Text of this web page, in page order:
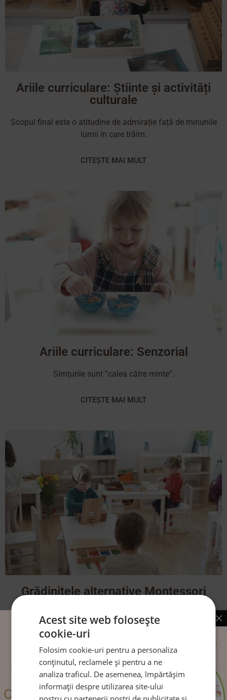
Ariile curriculare: Știinte și activități
culturale
Scopul final este o atitudine de admirație față de minunile
lumii în care trăim.
CITEȘTE MAI MULT
Ariile curriculare: Senzorial
Simțurile sunt ”calea către minte”.
CITEȘTE MAI MULT
Grădiniţele alternative Montessori
Montessori este, practic, o metodă de viaţă.
CITEȘTE MAI MULT
Acest site web folosește
cookie-uri
Folosim cookie-uri pentru a personaliza
conținutul, reclamele și pentru a ne
analiza traficul. De asemenea, împărtășim
informații despre utilizarea site-ului